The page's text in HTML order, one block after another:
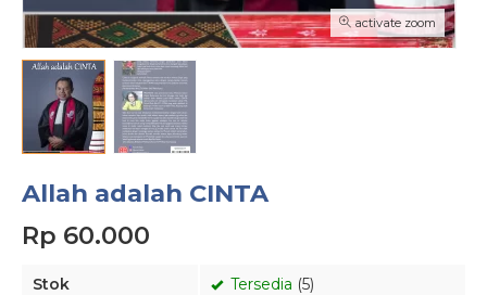
activate zoom
Allah adalah CINTA
Rp 60.000
Stok Tersedia (5)